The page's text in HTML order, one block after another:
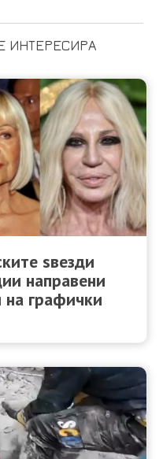
ИНТЕРЕСИРА
ѕвезди
направени
графички